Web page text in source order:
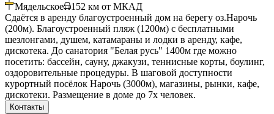
Мядельское 152 км от МКАД
Сдаётся в аренду благоустроенный дом на берегу оз.Нарочь
(200м). Благоустроенный пляж (1200м) с бесплатными
шезлонгами, душем, катамараны и лодки в аренду, кафе,
дискотека. До санатория "Белая русь" 1400м где можно
посетить: бассейн, сауну, джакузи, теннисные корты, боулинг,
оздоровительные процедуры. В шаговой доступности
курортный посёлок Нарочь (3000м), магазины, рынки, кафе,
дискотеки. Размещение в доме до 7х человек.
Контакты